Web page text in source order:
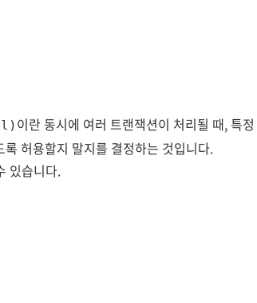
이란 동시에 여러 트랜잭션이 처리될 때, 특
허용할지 말지를 결정하는 것입니다.
있습니다.